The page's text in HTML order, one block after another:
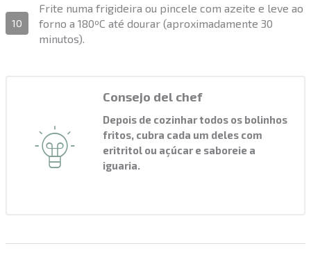
10
Frite numa frigideira ou pincele com azeite e leve ao
forno a 180ºC até dourar (aproximadamente 30
minutos).
Consejo del chef
Depois de cozinhar todos os bolinhos
fritos, cubra cada um deles com
eritritol ou açúcar e saboreie a
iguaria.